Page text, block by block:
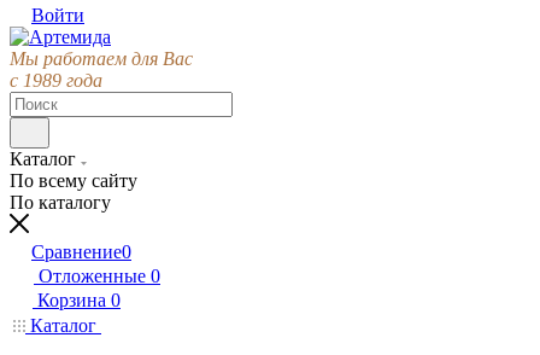
Войти
Мы работаем для Вас
с 1989 года
Каталог
По всему сайту
По каталогу
Сравнение0
Отложенные 0
Корзина 0
Каталог